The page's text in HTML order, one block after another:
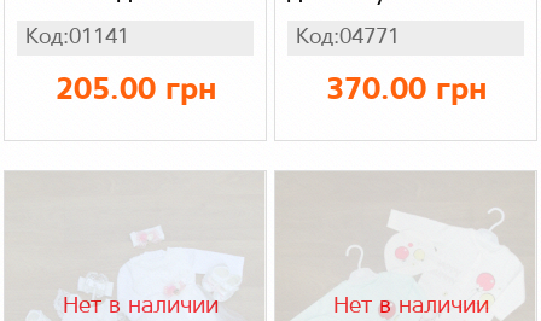
новорожденного
Код:01141
205.00 грн
"Единорог",
трехнитка
Код:04771
370.00 грн
Нет в наличии Нет в наличии